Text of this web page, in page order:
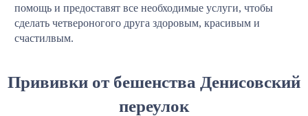
помощь и предоставят все необходимые услуги, чтобы
сделать четвероногого друга здоровым, красивым и
счастилвым.
Прививки от бешенства Денисовский
переулок